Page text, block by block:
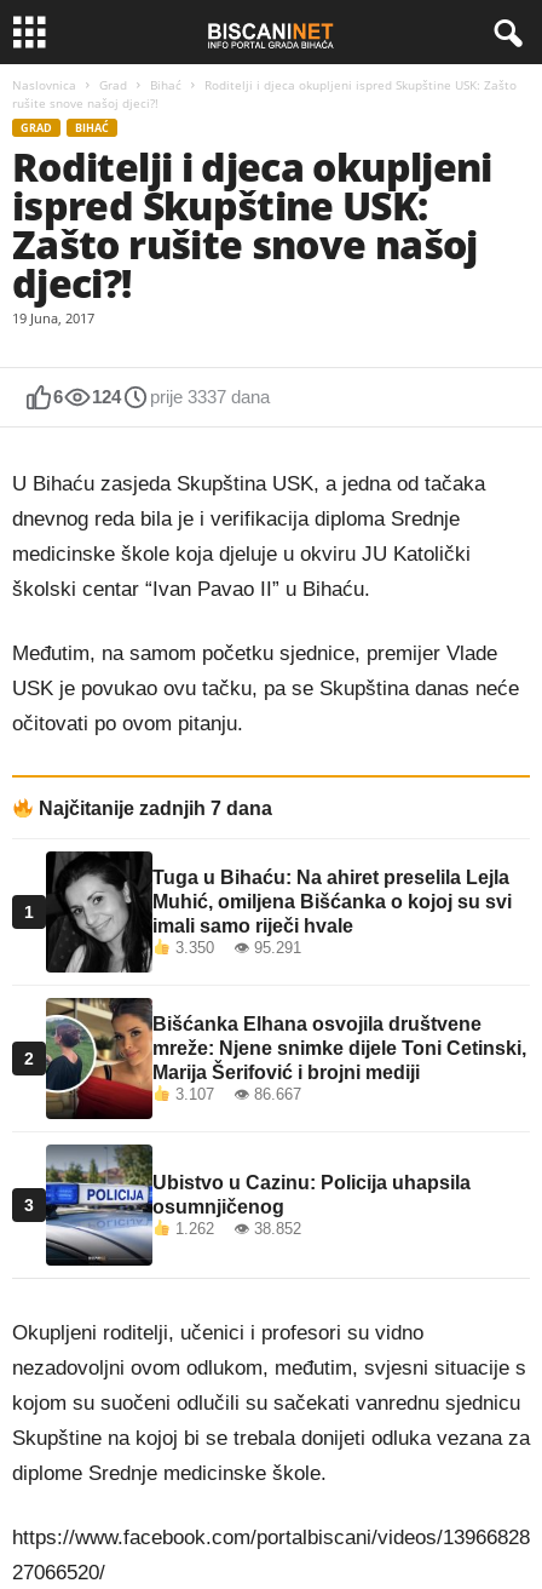
Naslovnica Grad Bihać
Roditelji i djeca okupljeni ispred Skupštine USK: Zašto
rušite snove našoj djeci?!
GRAD BIHAĆ
Roditelji i djeca okupljeni
ispred Skupštine USK:
Zašto rušite snove našoj
djeci?!
19 Juna, 2017
6 124 prije 3337 dana
U Bihaću zasjeda Skupština USK, a jedna od tačaka
dnevnog reda bila je i verifikacija diploma Srednje
medicinske škole koja djeluje u okviru JU Katolički
školski centar “Ivan Pavao II” u Bihaću.
Međutim, na samom početku sjednice, premijer Vlade
USK je povukao ovu tačku, pa se Skupština danas neće
očitovati po ovom pitanju.
Najčitanije zadnjih 7 dana
1
Tuga u Bihaću: Na ahiret preselila Lejla
Muhić, omiljena Bišćanka o kojoj su svi
imali samo riječi hvale
3.350 👁 95.291
2
Bišćanka Elhana osvojila društvene
mreže: Njene snimke dijele Toni Cetinski,
Marija Šerifović i brojni mediji
3.107 👁 86.667
3
Ubistvo u Cazinu: Policija uhapsila
osumnjičenog
1.262 👁 38.852
Okupljeni roditelji, učenici i profesori su vidno
nezadovoljni ovom odlukom, međutim, svjesni situacije s
kojom su suočeni odlučili su sačekati vanrednu sjednicu
Skupštine na kojoj bi se trebala donijeti odluka vezana za
diplome Srednje medicinske škole.
https://www.facebook.com/portalbiscani/videos/13966828
27066520/